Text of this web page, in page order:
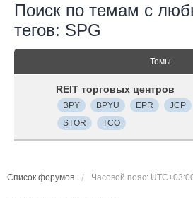
Поиск по темам с
тегов: SPG
Темы
REIT торговых центров
BPY BPYU EPR JCP
STOR
TCO
Список форумов Часовой пояс: